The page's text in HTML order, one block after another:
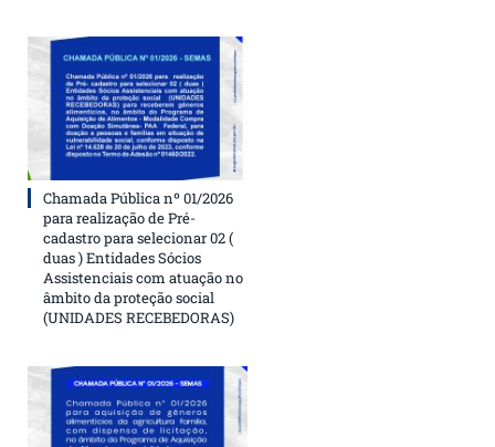
Chamada Pública nº 01/2026
para realização de Pré-
cadastro para selecionar 02 (
duas ) Entidades Sócios
Assistenciais com atuação no
âmbito da proteção social
(UNIDADES RECEBEDORAS)